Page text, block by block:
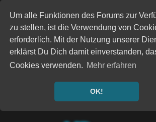
Um alle Funktionen des Forums zur
zu stellen, ist die Verwendung von
erforderlich. Mit der Nutzung unserer
erklärst Du Dich damit einverstanden,
Cookies verwenden. Mehr erfahren
OK!